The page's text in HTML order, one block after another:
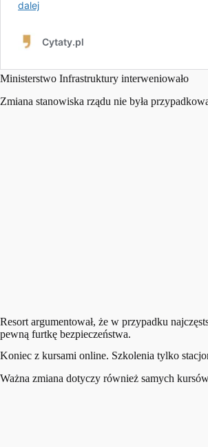
Ministerstwo Infrastruktury interweniowało
Zmiana stanowiska rządu nie była
Resort argumentował, że w przypadku
pewną furtkę bezpieczeństwa.
Koniec z kursami online. Szkolenia tylko
Ważna zmiana dotyczy również samych